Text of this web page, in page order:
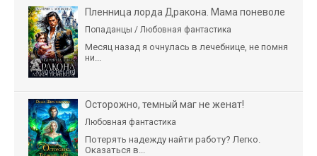
Пленница лорда Дракона. Мама поневоле
Попаданцы / Любовная фантастика
Месяц назад я очнулась в лечебнице, не помня
ни...
Осторожно, темный маг не женат!
Любовная фантастика
Потерять надежду найти работу? Легко.
Оказаться в...